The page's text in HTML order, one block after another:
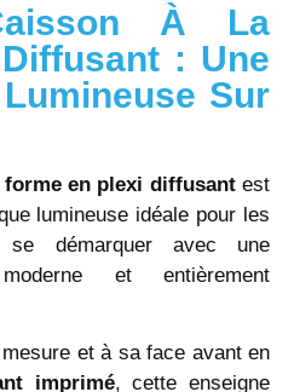
À La
: Une
Sur
forme en plexi diffusantest
lumineuse idéale pour les
se démarquer avec une
et entièrement
et à sa face avant en
imprimé, cette enseigne